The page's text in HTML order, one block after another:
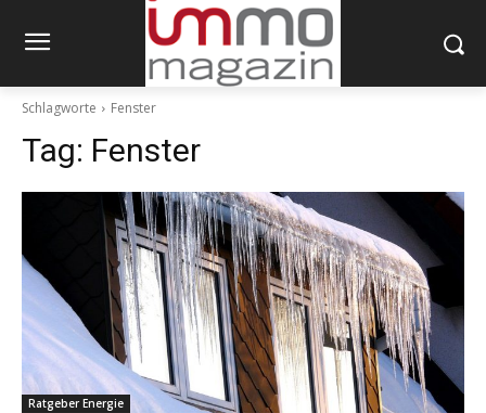
Schlagworte Fenster
Tag: Fenster
Ratgeber Energie